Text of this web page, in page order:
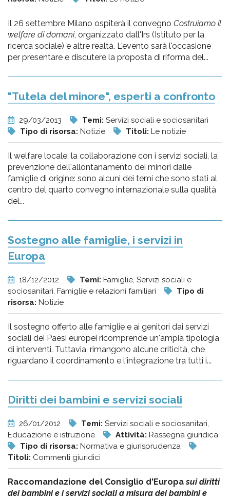
Il 26 settembre Milano ospiterà il convegno Costruiamo il
welfare di domani, organizzato dall'Irs (Istituto per la
ricerca sociale) e altre realtà. L'evento sarà l'occasione
per presentare e discutere la proposta di riforma del...
"Tutela del minore", esperti a confronto
29/03/2013 Temi: Servizi sociali e sociosanitari
Tipo di risorsa: Notizie Titoli: Le notizie
Il welfare locale, la collaborazione con i servizi sociali, la
prevenzione dell'allontanamento dei minori dalle
famiglie di origine: sono alcuni dei temi che sono stati al
centro del quarto convegno internazionale sulla qualità
del...
Sostegno alle famiglie, i servizi in
Europa
18/12/2012 Temi: Famiglie, Servizi sociali e
sociosanitari, Famiglie e relazioni familiari
Tipo di
risorsa: Notizie
Il sostegno offerto alle famiglie e ai genitori dai servizi
sociali dei Paesi europei ricomprende un'ampia tipologia
di interventi. Tuttavia, rimangono alcune criticità, che
riguardano il coordinamento e l'integrazione tra tutti i...
Diritti dei bambini e servizi sociali
26/01/2012 Temi: Servizi sociali e sociosanitari,
Educazione e istruzione
Attività: Rassegna giuridica
Tipo di risorsa: Normativa e giurisprudenza
Titoli: Commenti giuridici
Raccomandazione del Consiglio d'Europa sui diritti
dei bambini e i servizi sociali a misura dei bambini e